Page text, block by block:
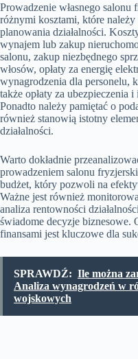
Prowadzenie własnego salonu
różnymi kosztami, które
planowania działalności.
wynajem lub zakup
salonu, zakup niezbędnego
włosów, opłaty za energię
wynagrodzenia dla personelu,
także opłaty za ubezpieczenia
Ponadto należy pamiętać o
również stanowią istotny
działalności.
Warto dokładnie
prowadzeniem salonu
budżet, który pozwoli na
Ważne jest również
analiza rentowności
świadome decyzje biznesowe.
finansami jest kluczowe dla
SPRAWDŹ: Ile można
Analiza wynagrodzeń w
wojskowych